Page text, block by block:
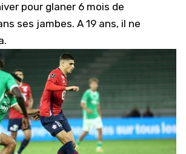
pour glaner 6 mois de
ses jambes. A 19 ans, il ne